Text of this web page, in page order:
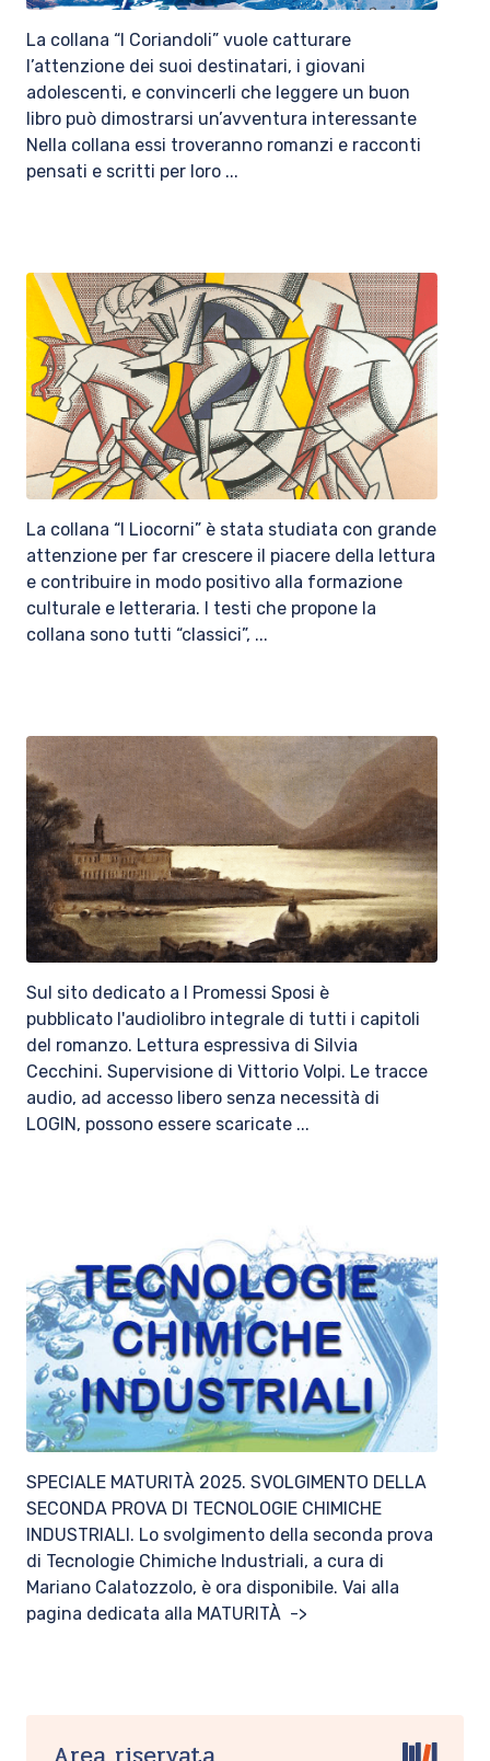
La collana “I Coriandoli” vuole catturare
l’attenzione dei suoi destinatari, i giovani
adolescenti, e convincerli che leggere un buon
libro può dimostrarsi un’avventura interessante
Nella collana essi troveranno romanzi e racconti
pensati e scritti per loro ...
La collana “I Liocorni” è stata studiata con grande
attenzione per far crescere il piacere della lettura
e contribuire in modo positivo alla formazione
culturale e letteraria. I testi che propone la
collana sono tutti “classici”, ...
Sul sito dedicato a I Promessi Sposi è
pubblicato l'audiolibro integrale di tutti i capitoli
del romanzo. Lettura espressiva di Silvia
Cecchini. Supervisione di Vittorio Volpi. ​Le tracce
audio, ad accesso libero senza necessità di
LOGIN, possono essere scaricate ...
SPECIALE MATURITÀ 2025. SVOLGIMENTO DELLA
SECONDA PROVA DI TECNOLOGIE CHIMICHE
INDUSTRIALI. Lo svolgimento della seconda prova
di Tecnologie Chimiche Industriali, a cura di
Mariano Calatozzolo, è ora disponibile. Vai alla
pagina dedicata alla MATURITÀ ->